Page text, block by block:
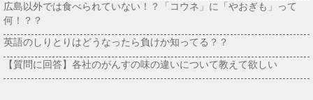
広島以外では食べられていない！？「コウネ」に「やおぎも」って
何！？？
英語のしりとりはどうなったら負けか知ってる？？
【質問に回答】各社のがんすの味の違いについて教えて欲しい